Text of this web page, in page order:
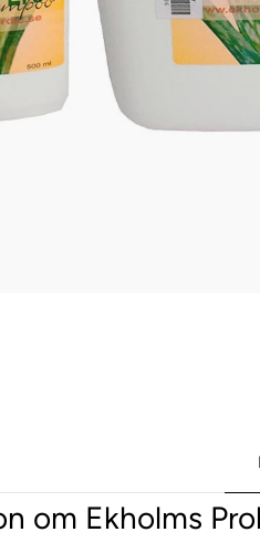
om Ekholms